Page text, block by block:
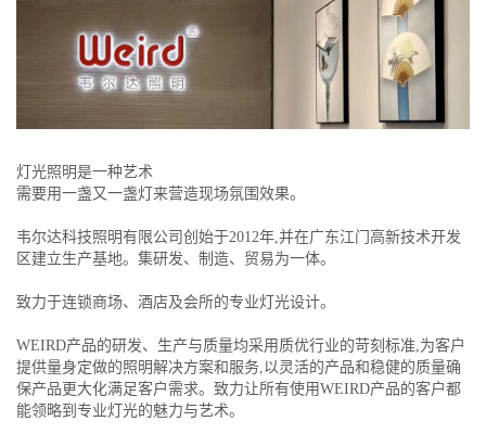
灯光照明是一种艺术
需要用一盏又一盏灯来营造现场氛围效果。
韦尔达科技照明有限公司创始于2012年,并在广东江门高新技术开发
区建立生产基地。集研发、制造、贸易为一体。
致力于连锁商场、酒店及会所的专业灯光设计。
WEIRD产品的研发、生产与质量均采用质优行业的苛刻标准,为客户
提供量身定做的照明解决方案和服务,以灵活的产品和稳健的质量确
保产品更大化满足客户需求。致力让所有使用WEIRD产品的客户都
能领略到专业灯光的魅力与艺术。